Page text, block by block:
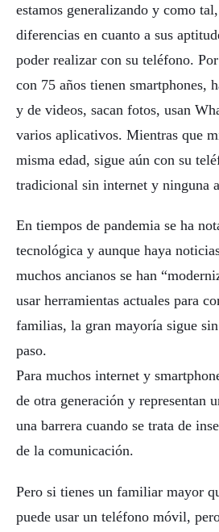
estamos generalizando y como
diferencias en cuanto a sus
poder realizar con su teléfono.
con 75 años tienen smartphones,
y de videos, sacan fotos, usan
varios aplicativos. Mientras que
misma edad, sigue aún con su
tradicional sin internet y ninguna
En tiempos de pandemia se ha
tecnológica y aunque haya
muchos ancianos se han
usar herramientas actuales para
familias, la gran mayoría sigue
paso.
Para muchos internet y
de otra generación y representan
una barrera cuando se trata de
de la comunicación.
Pero si tienes un familiar mayor
puede usar un teléfono móvil,